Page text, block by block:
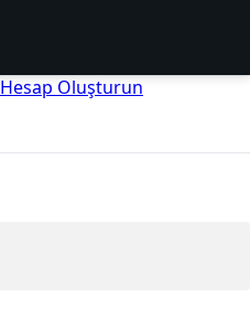
Hesap Oluşturun